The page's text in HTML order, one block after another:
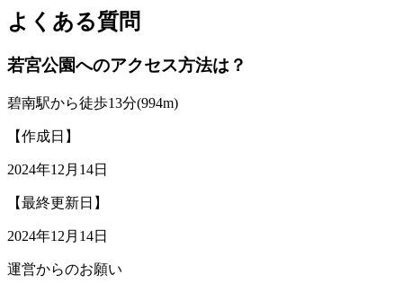
よくある質問
若宮公園へのアクセス方法は？
碧南駅から徒歩13分(994m)
【作成日】
2024年12月14日
【最終更新日】
2024年12月14日
運営からのお願い